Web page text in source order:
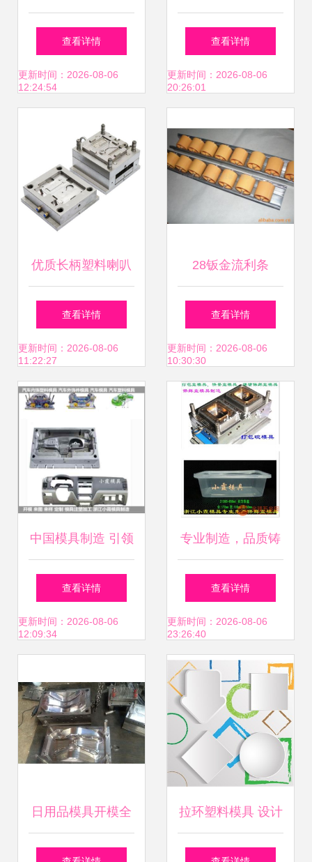
厂价格与厂家选择
指南——以常平益
查看详情
更新时间：2026-08-06
12:24:54
先 台州市拓优模塑
电池盒模具厂家直
查看详情
更新时间：2026-08-06
20:26:01
优质长柄塑料喇叭
塑胶模具的制造与
注塑件加工定制
查看详情
更新时间：2026-08-06
11:22:27
28钣金流利条
BLLT-28及货架线
棒系统 先进先出仓
储解决方案的专业
解析
查看详情
更新时间：2026-08-06
10:30:30
中国模具制造 引领
保险杠塑料模具与
大包围塑胶模具加
查看详情
更新时间：2026-08-06
12:09:34
专业制造，品质铸
就 探索四格塑胶快
餐盒模具的开模奥
查看详情
更新时间：2026-08-06
23:26:40
日用品模具开模全
览 晾衣架、衣架与
拉环塑料模具 设计
要点、模板选择与